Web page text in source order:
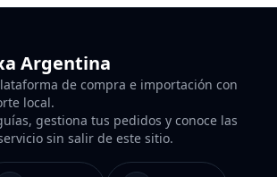
Argentina
de compra e importación con
local.
gestiona tus pedidos y conoce las
sin salir de este sitio.